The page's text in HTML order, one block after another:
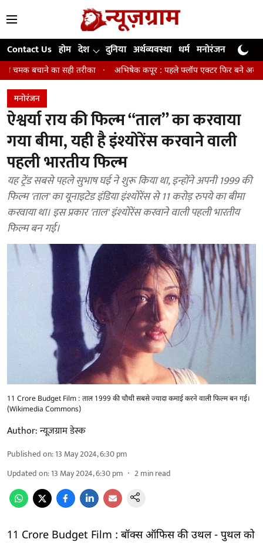
Contact Us होम देश दुनिया अर्थव्यवस्था धर्म मनोरंजन खेल
तरीका अभिषेक कपूर : पहले फ्लॉप एक्टर फिर बने अवॉर्ड विनिंग डायरेक्टर
मनोरंजन
ऐश्वर्या राय की फिल्म “ताल” का करवाया
गया बीमा, यही है इंश्योरेंस करवाने वाली
पहली भारतीय फिल्म
यह ट्रेंड सबसे पहले सुभाष घई ने शुरू किया था, इन्होंने अपनी 1999 की
फिल्म 'ताल' का यूनाइटेड इंडिया इंश्योरेंस से 11 करोड़ रुपये का बीमा
करवाया था। इस प्रकार 'ताल' इंश्योरेंस करवाने वाली पहली भारतीय
फिल्म बन गई।
11 Crore Budget Film : ताल 1999 की चौथी सबसे ज्यादा कमाई करने वाली फिल्म बन गई।
(Wikimedia Commons)
Author:न्यूज़ग्राम डेस्क
Published on:13 May 2024, 6:30 pm
Updated on:13 May 2024, 6:30 pm 2min read
11 Crore Budget Film : बॉक्स ऑफिस की उथल - पुथल को